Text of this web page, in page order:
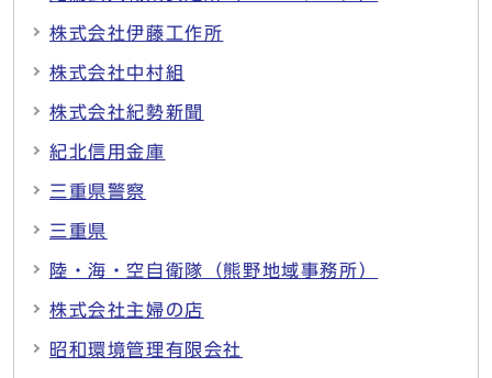
株式会社伊藤工作所
株式会社中村組
株式会社紀勢新聞
紀北信用金庫
三重県警察
三重県
陸・海・空自衛隊（熊野地域事務所）
株式会社主婦の店
昭和環境管理有限会社